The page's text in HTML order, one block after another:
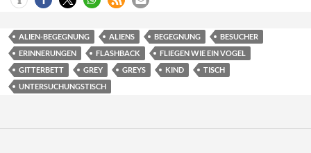
ALIEN-BEGEGNUNG ALIENS BEGEGNUNG
BESUCHER
ERINNERUNGEN
FLASHBACK
FLIEGEN WIE EIN VOGEL
GITTERBETT
GREY GREYS KIND
TISCH
UNTERSUCHUNGSTISCH